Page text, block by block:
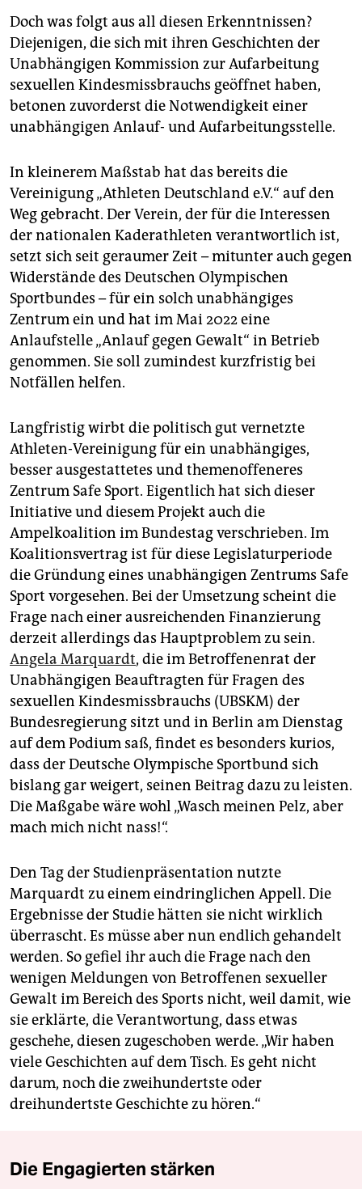
Doch was folgt aus all diesen Erkenntnissen?
Diejenigen, die sich mit ihren Geschichten der
Unabhängigen Kommission zur Aufarbeitung
sexuellen Kindesmissbrauchs geöffnet haben,
betonen zuvorderst die Notwendigkeit einer
unabhängigen Anlauf- und Aufarbeitungsstelle.
In kleinerem Maßstab hat das bereits die
Vereinigung „Athleten Deutschland e.V.“ auf den
Weg gebracht. Der Verein, der für die Interessen
der nationalen Kaderathleten verantwortlich ist,
setzt sich seit geraumer Zeit – mitunter auch gegen
Widerstände des Deutschen Olympischen
Sportbundes – für ein solch unabhängiges
Zentrum ein und hat im Mai 2022 eine
Anlaufstelle „Anlauf gegen Gewalt“ in Betrieb
genommen. Sie soll zumindest kurzfristig bei
Notfällen helfen.
Langfristig wirbt die politisch gut vernetzte
Athleten-Vereinigung für ein unabhängiges,
besser ausgestattetes und themenoffeneres
Zentrum Safe Sport. Eigentlich hat sich dieser
Initiative und diesem Projekt auch die
Ampelkoalition im Bundestag verschrieben. Im
Koalitionsvertrag ist für diese Legislaturperiode
die Gründung eines unabhängigen Zentrums Safe
Sport vorgesehen. Bei der Umsetzung scheint die
Frage nach einer ausreichenden Finanzierung
derzeit allerdings das Hauptproblem zu sein.
Angela Marquardt, die im Betroffenenrat der
Unabhängigen Beauftragten für Fragen des
sexuellen Kindesmissbrauchs (UBSKM) der
Bundesregierung sitzt und in Berlin am Dienstag
auf dem Podium saß, findet es besonders kurios,
dass der Deutsche Olympische Sportbund sich
bislang gar weigert, seinen Beitrag dazu zu leisten.
Die Maßgabe wäre wohl „Wasch meinen Pelz, aber
mach mich nicht nass!“.
Den Tag der Studienpräsentation nutzte
Marquardt zu einem eindringlichen Appell. Die
Ergebnisse der Studie hätten sie nicht wirklich
überrascht. Es müsse aber nun endlich gehandelt
werden. So gefiel ihr auch die Frage nach den
wenigen Meldungen von Betroffenen sexueller
Gewalt im Bereich des Sports nicht, weil damit, wie
sie erklärte, die Verantwortung, dass etwas
geschehe, diesen zugeschoben werde. „Wir haben
viele Geschichten auf dem Tisch. Es geht nicht
darum, noch die zweihundertste oder
dreihundertste Geschichte zu hören.“
Die Engagierten stärken